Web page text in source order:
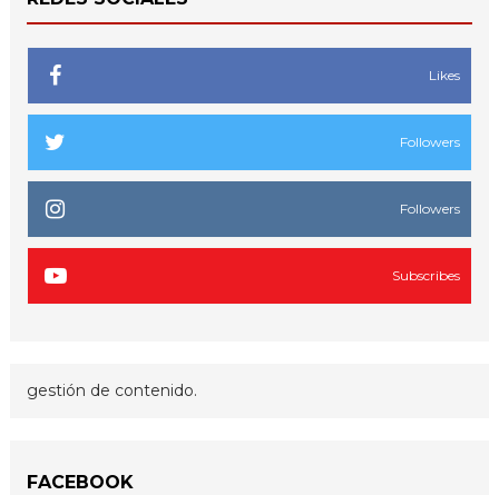
Likes
Followers
Followers
Subscribes
gestión de contenido.
FACEBOOK